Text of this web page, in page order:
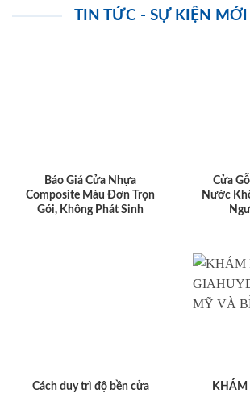
TIN TỨC - SỰ KIỆN
Báo Giá Cửa Nhựa
Composite Màu Đơn Trọn
Gói, Không Phát Sinh
Cửa
Nước
Cách duy trì độ bền cửa
KHÁM